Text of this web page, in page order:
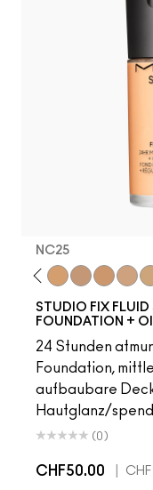
NC25
STUDIO FIX FLUID
FOUNDATION +
24 Stunden
Foundation,
aufbaubare
Hautglanz/
(0)
CHF50.00
NC37